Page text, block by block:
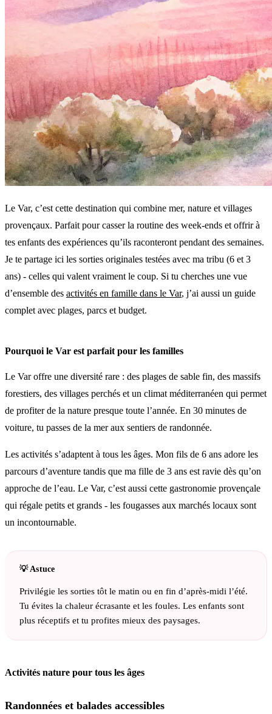
Le Var, c’est cette destination qui combine mer, nature et villages
provençaux. Parfait pour casser la routine des week-ends et offrir à
tes enfants des expériences qu’ils raconteront pendant des semaines.
Je te partage ici les sorties originales testées avec ma tribu (6 et 3
ans) - celles qui valent vraiment le coup. Si tu cherches une vue
d’ensemble des activités en famille dans le Var, j’ai aussi un guide
complet avec plages, parcs et budget.
Pourquoi le Var est parfait pour les familles
Le Var offre une diversité rare : des plages de sable fin, des massifs
forestiers, des villages perchés et un climat méditerranéen qui permet
de profiter de la nature presque toute l’année. En 30 minutes de
voiture, tu passes de la mer aux sentiers de randonnée.
Les activités s’adaptent à tous les âges. Mon fils de 6 ans adore les
parcours d’aventure tandis que ma fille de 3 ans est ravie dès qu’on
approche de l’eau. Le Var, c’est aussi cette gastronomie provençale
qui régale petits et grands - les fougasses aux marchés locaux sont
un incontournable.
Privilégie les sorties tôt le matin ou en fin d’après-midi l’été.
Tu évites la chaleur écrasante et les foules. Les enfants sont
plus réceptifs et tu profites mieux des paysages.
Activités nature pour tous les âges
Randonnées et balades accessibles